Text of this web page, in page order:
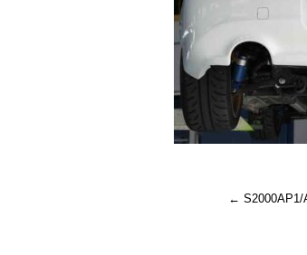
← S2000AP1/